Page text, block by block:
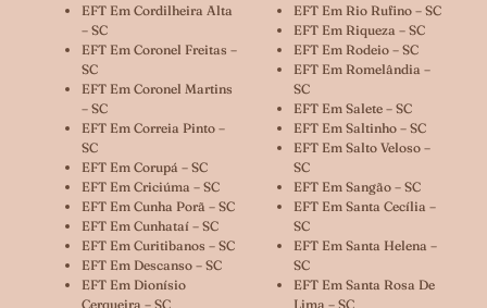
EFT Em Cordilheira Alta
– SC
EFT Em Coronel Freitas –
SC
EFT Em Coronel Martins
– SC
EFT Em Correia Pinto –
SC
EFT Em Corupá – SC
EFT Em Criciúma – SC
EFT Em Cunha Porã – SC
EFT Em Cunhataí – SC
EFT Em Curitibanos – SC
EFT Em Descanso – SC
EFT Em Dionísio
Cerqueira – SC
EFT Em Rio Rufino – SC
EFT Em Riqueza – SC
EFT Em Rodeio – SC
EFT Em Romelândia –
SC
EFT Em Salete – SC
EFT Em Saltinho – SC
EFT Em Salto Veloso –
SC
EFT Em Sangão – SC
EFT Em Santa Cecília –
SC
EFT Em Santa Helena –
SC
EFT Em Santa Rosa De
Lima – SC